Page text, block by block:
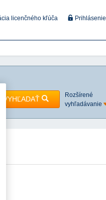
licenčného kľúča Prihlásenie
VYHĽADAŤ
Rozšírené
vyhľadávanie